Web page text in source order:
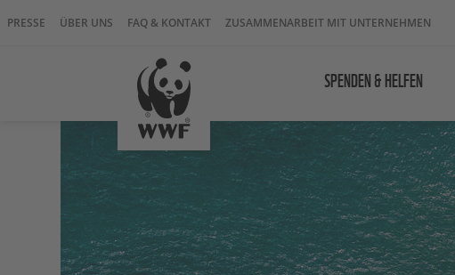
PRESSE ÜBER UNS FAQ & KONTAKT ZUSAMMENARBEIT MIT UNTERNEHMEN
SPENDEN & HELFEN